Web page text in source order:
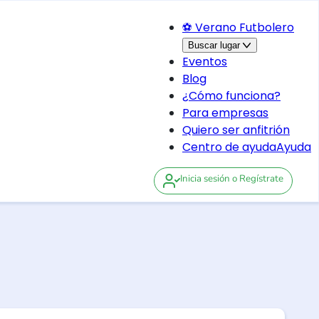
⚽ Verano Futbolero
Buscar lugar
Eventos
Blog
¿Cómo funciona?
Para empresas
Quiero ser anfitrión
Centro de ayudaAyuda
Inicia sesión o Regístrate